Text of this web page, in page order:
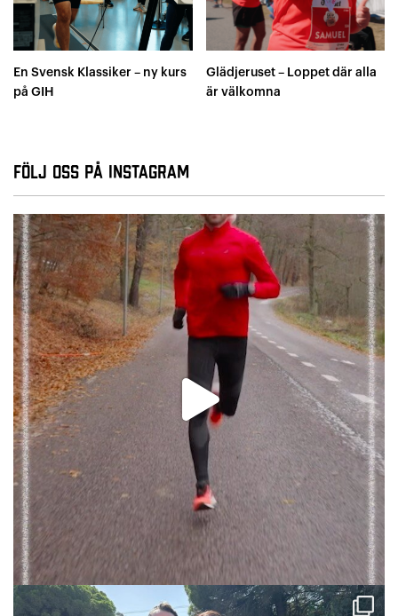
En Svensk Klassiker – ny kurs
på GIH
Glädjeruset – Loppet där alla
är välkomna
Följ oss på Instagram